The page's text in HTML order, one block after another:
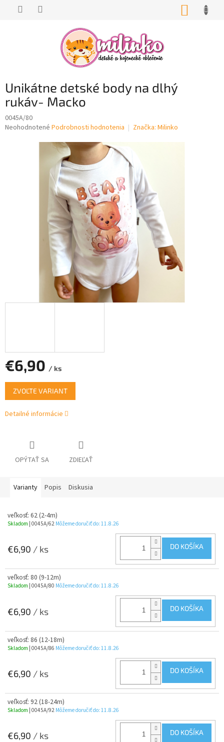
Unikátne detské body na dlhý
rukáv- Macko
0045A/80
Priemerné
Neohodnotené Podrobnosti hodnotenia Značka: Milinko
€6,90 / ks
Jednotková
cena:
ZVOĽTE VARIANT
Detailné informácie
OPÝTAŤ SA ZDIEĽAŤ
Varianty Popis Diskusia
veľkosť: 62 (2-4m)
Skladom | 0045A/62 Môžeme doručiť do: 11.8.26
€6,90 / ks DO KOŠÍKA
veľkosť: 80 (9-12m)
Skladom | 0045A/80 Môžeme doručiť do: 11.8.26
€6,90 / ks DO KOŠÍKA
veľkosť: 86 (12-18m)
Skladom | 0045A/86 Môžeme doručiť do: 11.8.26
€6,90 / ks DO KOŠÍKA
veľkosť: 92 (18-24m)
Skladom | 0045A/92 Môžeme doručiť do: 11.8.26
€6,90 / ks DO KOŠÍKA